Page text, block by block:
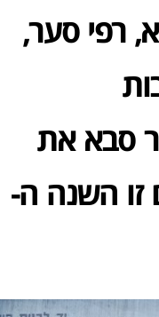
רפי סער,
סבא את
זו השנה ה-